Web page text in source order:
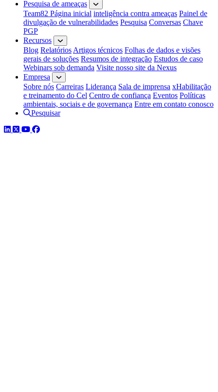
Pesquisa de ameaças
Team82 Página inicial inteligência contra ameaças Painel de
divulgação de vulnerabilidades Pesquisa Conversas Chave
PGP
Recursos
Blog Relatórios Artigos técnicos Folhas de dados e visões
gerais de soluções Resumos de integração Estudos de caso
Webinars sob demanda Visite nosso site da Nexus
Empresa
Sobre nós Carreiras Liderança Sala de imprensa xHabilitação
e treinamento do Cel Centro de confiança Eventos Políticas
ambientais, sociais e de governança Entre em contato conosco
Pesquisar
LinkedIn
TwitterYouTube
Facebook